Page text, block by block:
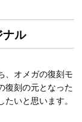
ル
、オメガの復刻モ
刻の元となった
いと思います。